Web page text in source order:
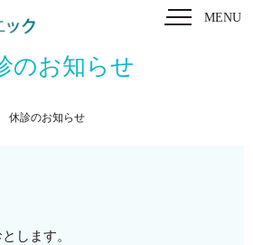
MENU
のお知らせ
休診のお知らせ
します。